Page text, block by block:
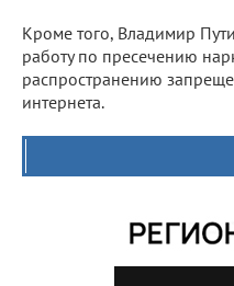
Кроме того, Владимир
работу по пресечению
распространению
интернета.